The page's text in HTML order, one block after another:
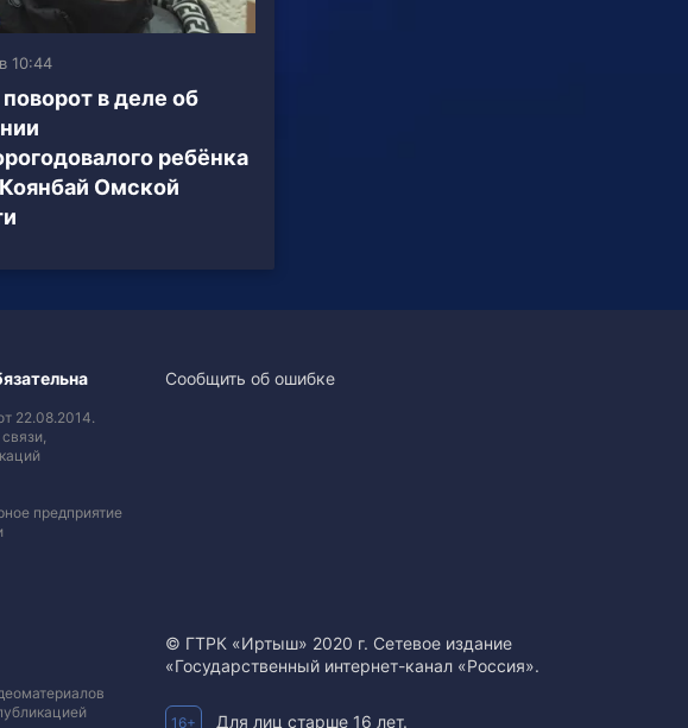
10:44
в деле об
ребёнка
Омской
22.08.2014.
предприятие
Сообщить об ошибке
© ГТРК «Иртыш» 2020 г. Сетевое издание
«Государственный интернет-канал «Россия».
16+ Для лиц старше 16 лет.